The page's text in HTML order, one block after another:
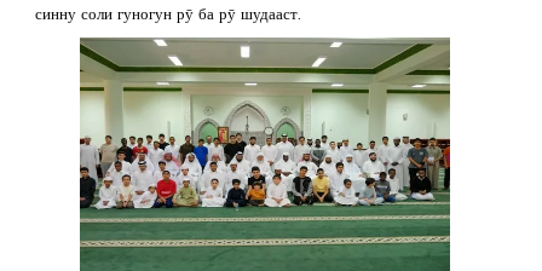
синну соли гуногун рӯ ба рӯ шудааст.